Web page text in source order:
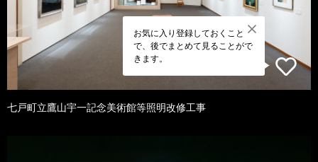
お気に入り登録しておくこと
で、後でまとめて見ることがで
きます。
七戸町立鷹山宇一記念美術館等照明改修工事